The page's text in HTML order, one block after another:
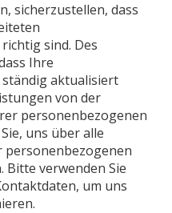
sicherzustellen, dass
sind. Des
Ihre
aktualisiert
von der
personenbezogenen
uns über alle
Bitte verwenden Sie
um uns